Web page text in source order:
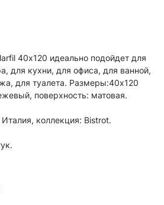
40х120 идеально подойдет для
для кухни, для офиса, для ванной,
для туалета. Размеры:40x120
поверхность: матовая.
коллекция: Bistrot.